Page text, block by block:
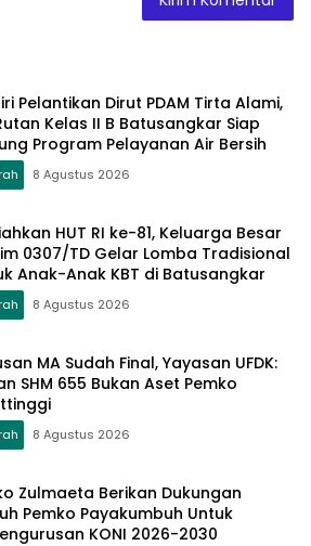
Pelantikan Dirut PDAM Tirta Alami,
Kelas II B Batusangkar Siap
Program Pelayanan Air Bersih
8 Agustus 2026
HUT RI ke-81, Keluarga Besar
0307/TD Gelar Lomba Tradisional
Anak-Anak KBT di Batusangkar
8 Agustus 2026
MA Sudah Final, Yayasan UFDK:
SHM 655 Bukan Aset Pemko
8 Agustus 2026
Zulmaeta Berikan Dukungan
Pemko Payakumbuh Untuk
KONI 2026-2030